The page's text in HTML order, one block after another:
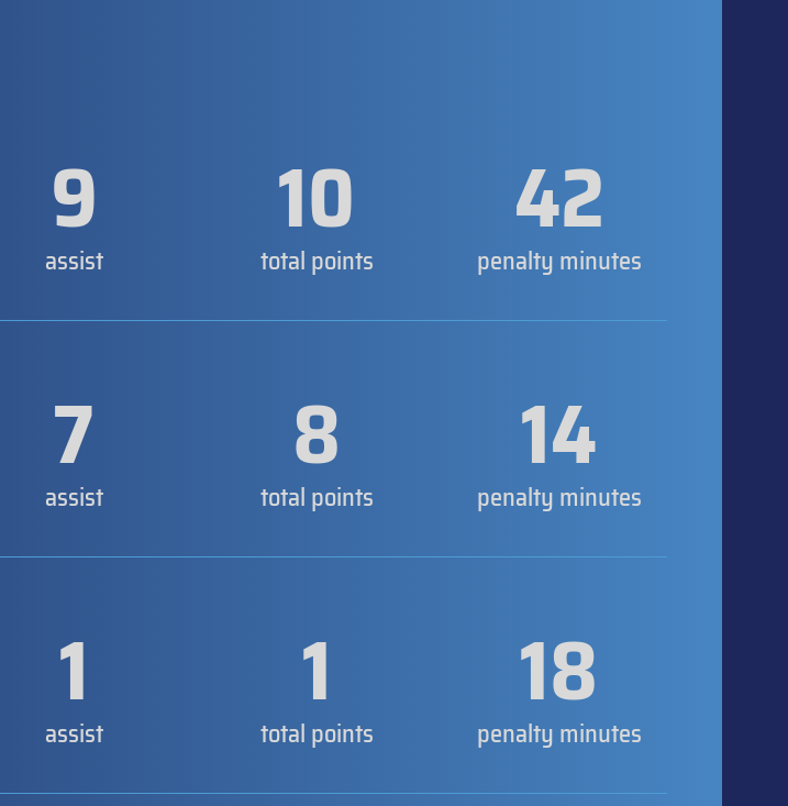
9
assist 10
total points 42
penalty minutes
7
assist 8
total points 14
penalty minutes
1
assist 1
total points 18
penalty minutes